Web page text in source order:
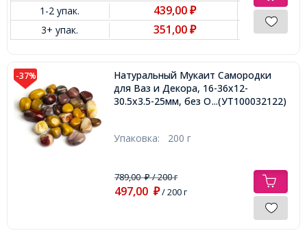
1-2 упак.
439,00 ₽
3+ упак. 351,00 ₽
-37%
Натуральный Мукаит Самородки
для Ваз и Декора, 16-36x12-
30.5x3.5-25мм, без Отверстия,
...(УТ100032122)
Упаковка: 200 г
789,00₽/ 200 г
497,00 ₽/ 200 г